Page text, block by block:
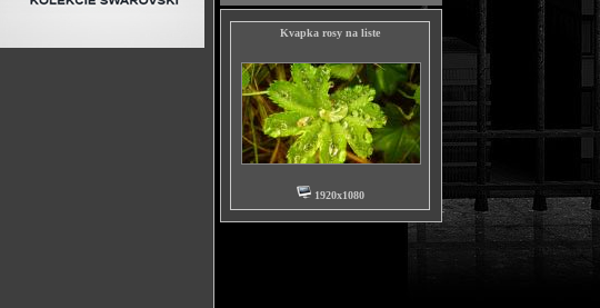
Kvapka rosy na liste
1920x1080